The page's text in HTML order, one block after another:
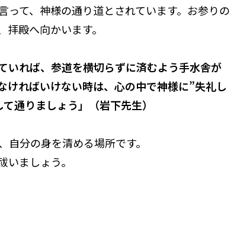
って、神様の通り道とされています。お参りの
殿へ向かいます。
いれば、参道を横切らずに済むよう手水舎が
ければいけない時は、心の中で神様に”失礼し
通りましょう」（岩下先生）
分の身を清める場所です。
ましょう。